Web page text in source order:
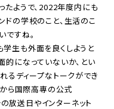
ようで、 2022年度内にも
ドの学校のこと、生活のこ
ですね。
生も外面を良くしようと
的になっていないか、とい
るディープなトークができ
ら国際高専の公式
放送日やインターネット